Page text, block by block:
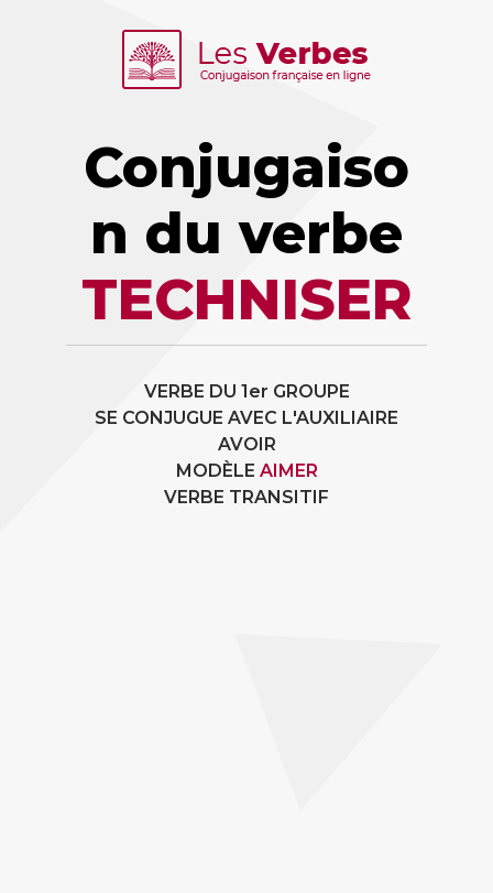
Conjugaiso
n du verbe
TECHNISER
VERBE DU 1er GROUPE
SE CONJUGUE AVEC L'AUXILIAIRE
AVOIR
MODÈLE AIMER
VERBE TRANSITIF